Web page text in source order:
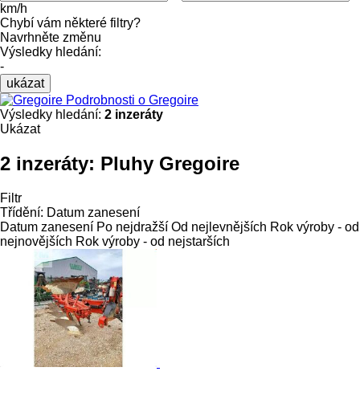
km/h
Chybí vám některé filtry?
Navrhněte změnu
Výsledky hledání:
-
ukázat
Podrobnosti o Gregoire
Výsledky hledání: 2 inzeráty
Ukázat
2 inzeráty: Pluhy Gregoire
Filtr
Třídění: Datum zanesení
Datum zanesení Po nejdražší Od nejlevnějších Rok výroby - od
nejnovějších Rok výroby - od nejstarších